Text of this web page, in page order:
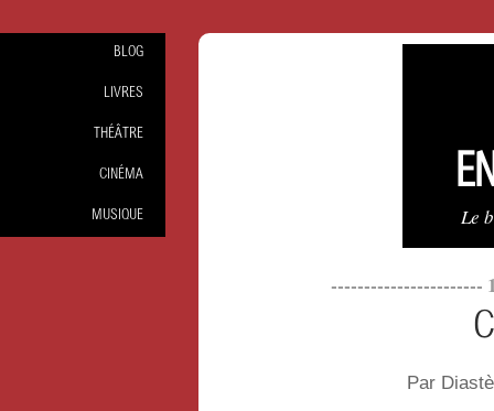
Le
-----------------------
Par
BLOG
LIVRES
THÉÂTRE
CINÉMA
MUSIQUE